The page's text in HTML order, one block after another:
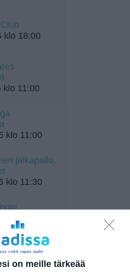
on meille tärkeää
klo 18:00
klo 11:00
klo 11:00
jalkapallo:
klo 11:30
klo 18:00
kokeiluviikko